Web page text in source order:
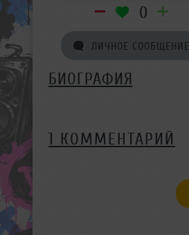
0
ЛИЧНОЕ СООБЩЕНИЕ
БИОГРАФИЯ
1 КОММЕНТАРИЙ